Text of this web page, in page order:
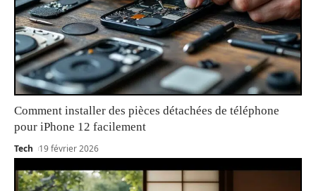
Comment installer des pièces détachées de téléphone
pour iPhone 12 facilement
Tech 19 février 2026